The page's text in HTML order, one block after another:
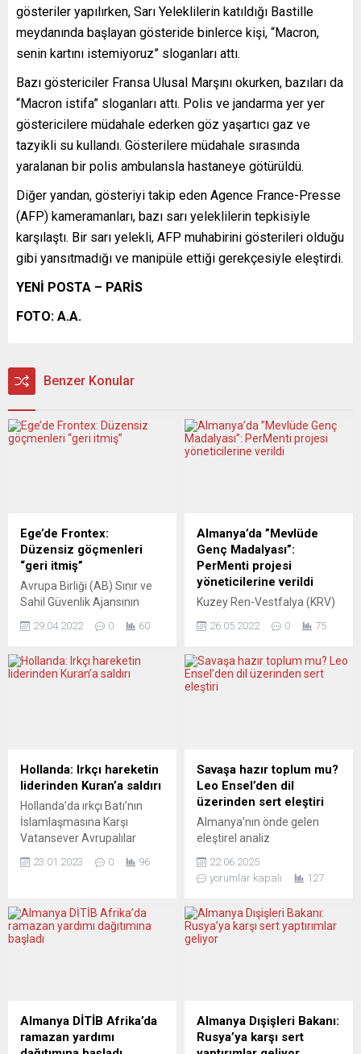
gösteriler yapılırken, Sarı Yeleklilerin katıldığı Bastille
meydanında başlayan gösteride binlerce kişi, “Macron,
senin kartını istemiyoruz” sloganları attı.
Bazı göstericiler Fransa Ulusal Marşını okurken, bazıları da
“Macron istifa” sloganları attı. Polis ve jandarma yer yer
göstericilere müdahale ederken göz yaşartıcı gaz ve
tazyikli su kullandı. Gösterilere müdahale sırasında
yaralanan bir polis ambulansla hastaneye götürüldü.
Diğer yandan, gösteriyi takip eden Agence France-Presse
(AFP) kameramanları, bazı sarı yeleklilerin tepkisiyle
karşılaştı. Bir sarı yelekli, AFP muhabirini gösterileri olduğu
gibi yansıtmadığı ve manipüle ettiği gerekçesiyle eleştirdi.
YENİ POSTA – PARİS
FOTO: A.A.
Benzer Konular
Ege’de Frontex:
Düzensiz göçmenleri
“geri itmiş”
Avrupa Birliği (AB) Sınır ve
Sahil Güvenlik Ajansının
unsurlarınca düzensiz
geri itme ve denizde terk
tarafından yürütülen ortak
bir araştırmaya göre,
yüzlerce düzensiz
göçmenin...
29.04.2022 0 60
Almanya’da ”Mevlüde
Genç Madalyası”:
PerMenti projesi
yöneticilerine verildi
Kuzey Ren-Vestfalya (KRV)
“Mevlüde Genç Madalyası”
Hendrik Wüst tarafından
PerMenti projesi
madalyaya bu yıl PerMenti
projesi yöneticileri layık
görüldü. Dortmund’da
düzenlenen ödül töreninde,
29 Mayıs 1993’de 4 ırkçı
tarafından kundaklanan
Solingen’deki evlerinde 5...
26.05.2022 0 75
Hollanda: Irkçı hareketin
liderinden Kuran’a saldırı
Hollanda’da ırkçı Batı’nın
İslamlaşmasına Karşı
Vatansever Avrupalılar
Edwin Wagensveld, Lahey
Wagensveld, dün yerel
saatle 14.00’te idari başkent
Wagensveld’in tek başına
yaptığı gösteri polis
korumasında
23.01.2023 0 96
Savaşa hazır toplum mu?
Leo Ensel’den dil
üzerinden sert eleştiri
Almanya’nın önde gelen
eleştirel analiz
NachDenkSeiten, barış
araştırmacısı ve çatışma
Ensel’in kaleme aldığı çarpıcı
bir yazı dizisine ev sahipliği
dilin topluma nasıl sinsice
nüfuz ettiğini, siyasi ve
medyatik anlatılarda
22.06.2025
yorumlar kapalı
127
Almanya DİTİB Afrika’da
ramazan yardımı
Almanya Dışişleri Bakanı:
Rusya’ya karşı sert